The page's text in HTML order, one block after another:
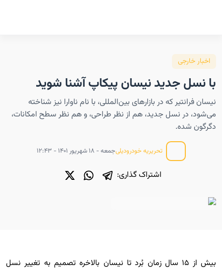
اخبار خارجی
با نسل جدید نیسان پیکاپ آشنا شوید
نیسان فرانتیر که در بازارهای بین‌المللی، با نام ناوارا نیز شناخته
می‌شود، در نسل جدید، هم از نظر طراحی، و هم نظر سطح امکانات،
دگرگون شده.
تحریریه خودرودیلیجمعه - ۱۸ شهریور ۱۴۰۱ - ۱۲:۴۳
اشتراک گذاری:
بیش از ۱۵ سال زمان بُرد تا نیسان بالاخره تصمیم به تغییر نسل